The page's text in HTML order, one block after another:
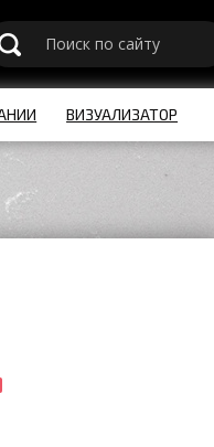
ВИЗУАЛИЗАТОР